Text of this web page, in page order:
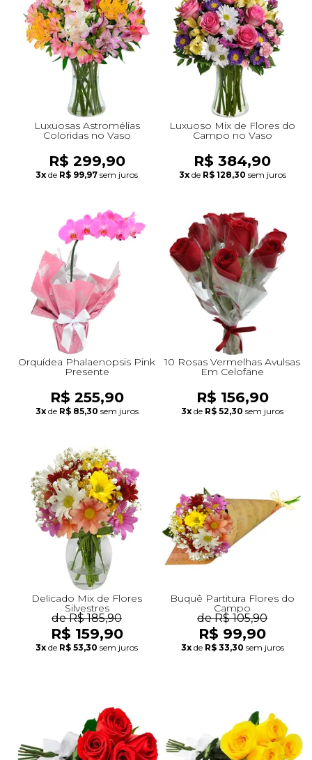
+Presentes com Flores
+Presentes por Ocasião
+Presentes para Família
+Presentes para Todos
+Tipo de Cesta
+Tipos de Buquês
+Tipos de Arranjos
+Tipos de Flores
+Por Cores
+Cidades do Sul
+Cidades do Sudeste
+Cidades do Norte
+Cidades do Nordeste
Luxuosas Astromélias
Coloridas no Vaso
R$ 299,90
3x de R$ 99,97 sem juros
Luxuoso Mix de Flores do
Campo no Vaso
R$ 384,90
3x de R$ 128,30 sem juros
Orquídea Phalaenopsis Pink
Presente
R$ 255,90
3x de R$ 85,30 sem juros
10 Rosas Vermelhas Avulsas
Em Celofane
R$ 156,90
3x de R$ 52,30 sem juros
Delicado Mix de Flores
Silvestres
de R$ 185,90
R$ 159,90
3x de R$ 53,30 sem juros
Buquê Partitura Flores do
Campo
de R$ 105,90
R$ 99,90
3x de R$ 33,30 sem juros